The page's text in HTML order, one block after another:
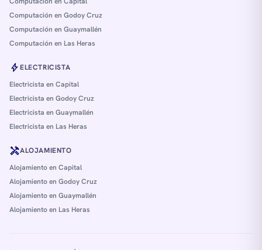
Computación en Godoy Cruz
Computación en Guaymallén
Computación en Las Heras
boltELECTRICISTA
Electricista en Capital
Electricista en Godoy Cruz
Electricista en Guaymallén
Electricista en Las Heras
handymanALOJAMIENTO
Alojamiento en Capital
Alojamiento en Godoy Cruz
Alojamiento en Guaymallén
Alojamiento en Las Heras